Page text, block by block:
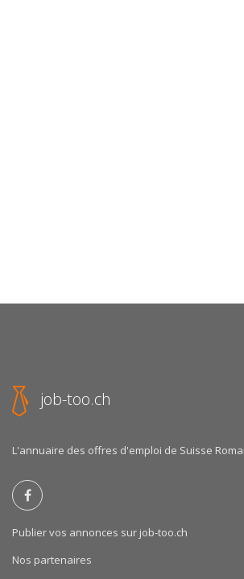
job-too.ch
L'annuaire des offres d'emploi de Suisse
Publier vos annonces sur job-too.ch
Nos partenaires